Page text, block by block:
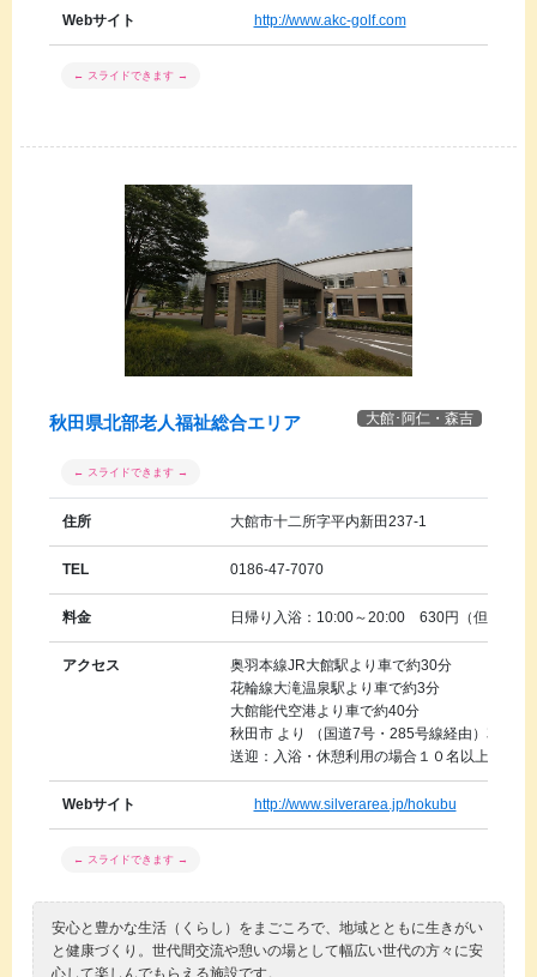
Webサイト http://www.akc-golf.com
大館･阿仁・森吉
秋田県北部老人福祉総合エリア
住所 大館市十二所字平内新田237-1
TEL 0186-47-7070
料金 日帰り入浴：10:00～20:00 630円（但し
アクセス
奥羽本線JR大館駅より車で約30分
花輪線大滝温泉駅より車で約3分
大館能代空港より車で約40分
秋田市 より （国道7号・285号線経由）車で約
送迎：入浴・休憩利用の場合１０名以上で対
Webサイト http://www.silverarea.jp/hokubu
安心と豊かな生活（くらし）をまごころで、地域とともに生きがい
と健康づくり。世代間交流や憩いの場として幅広い世代の方々に安